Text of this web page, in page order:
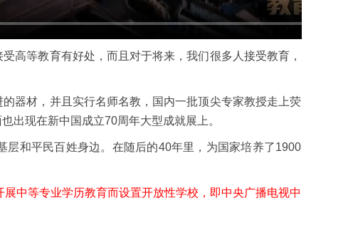
高等教育有好处，而且对于将来，我们很多人接受教育，
器材，并且实行名师名教，国内一批顶尖专家教授走上荧
出现在新中国成立70周年大型成就展上。
和平民百姓身边。在随后的40年里，为国家培养了1900
中等专业学历教育而设置开放性学校，即中央广播电视中